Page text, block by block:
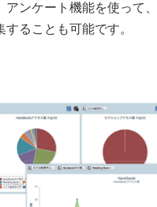
アンケート機能を使って
することも可能です。